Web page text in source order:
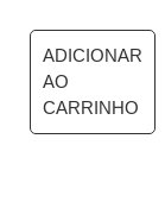
ADICIONAR
AO
CARRINHO